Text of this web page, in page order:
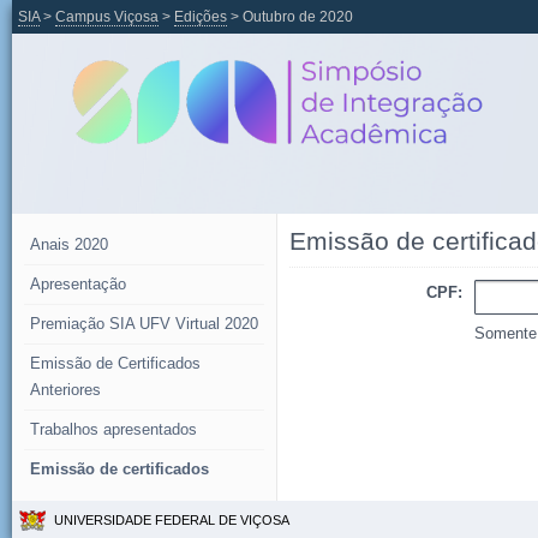
SIA> Campus Viçosa> Edições> Outubro de 2020
Anais 2020
Apresentação
Premiação SIA UFV Virtual 2020
Emissão de Certificados
Anteriores
Trabalhos apresentados
Emissão de certificados
Emissão de
CPF
UNIVERSIDADE FEDERAL DE VIÇOSA